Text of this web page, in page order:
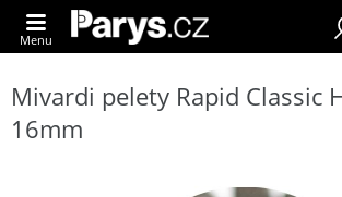
Menu
Mivardi pelety Rapid Classic
16mm